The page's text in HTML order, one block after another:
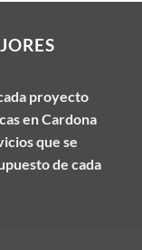
proyecto
en Cardona
que se
de cada